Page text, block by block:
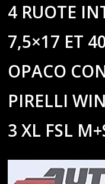
4 RUOTE
7,5×17 ET
OPACO
PIRELLI
3 XL FSL